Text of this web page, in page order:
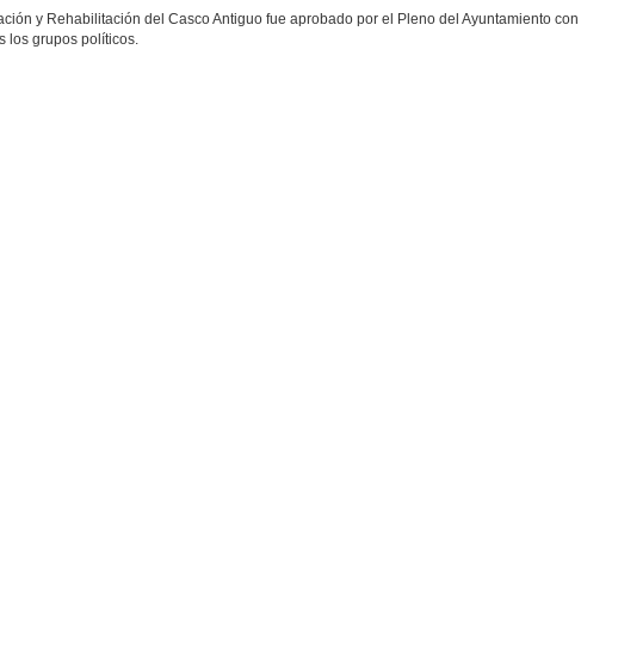
y Rehabilitación del Casco Antiguo fue aprobado por el Pleno del Ayuntamiento con
los grupos políticos.